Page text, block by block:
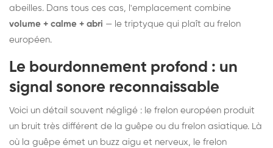
abeilles. Dans tous ces cas, l'emplacement combine
volume + calme + abri — le triptyque qui plaît au frelon
européen.
Le bourdonnement profond : un
signal sonore reconnaissable
Voici un détail souvent négligé : le frelon européen produit
un bruit très différent de la guêpe ou du frelon asiatique. Là
où la guêpe émet un buzz aigu et nerveux, le frelon